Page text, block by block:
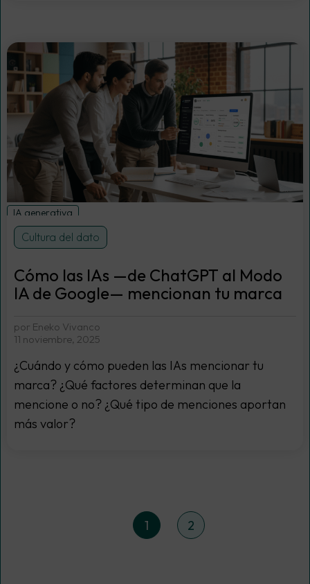
IA generativa
Cultura del dato
Cómo las IAs —de ChatGPT al Modo
IA de Google— mencionan tu marca
por Eneko Vivanco
11 noviembre, 2025
¿Cuándo y cómo pueden las IAs mencionar tu
marca? ¿Qué factores determinan que la
mencione o no? ¿Qué tipo de menciones aportan
más valor?
1 2